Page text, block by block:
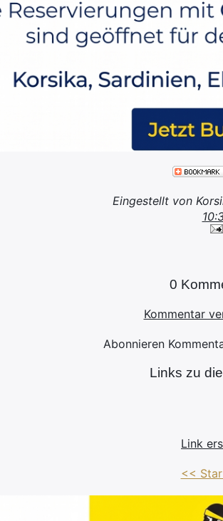
Eingestellt von
0
Kommentar
Abonnieren
Links zu
Link
<<